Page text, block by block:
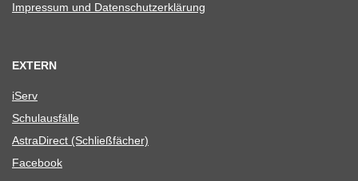
Impres­sum und Datenschutzerklärung
EXTERN
iServ
Schul­aus­fälle
Astra­Di­rect (Schließ­fä­cher)
Face­book